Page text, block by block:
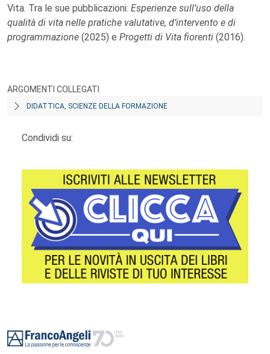
Vita. Tra le sue pubblicazioni: Esperienze sull’uso della
qualità di vita nelle pratiche valutative, d’intervento e di
programmazione (2025) e Progetti di Vita fiorenti (2016).
ARGOMENTI COLLEGATI
DIDATTICA, SCIENZE DELLA FORMAZIONE
Condividi su: